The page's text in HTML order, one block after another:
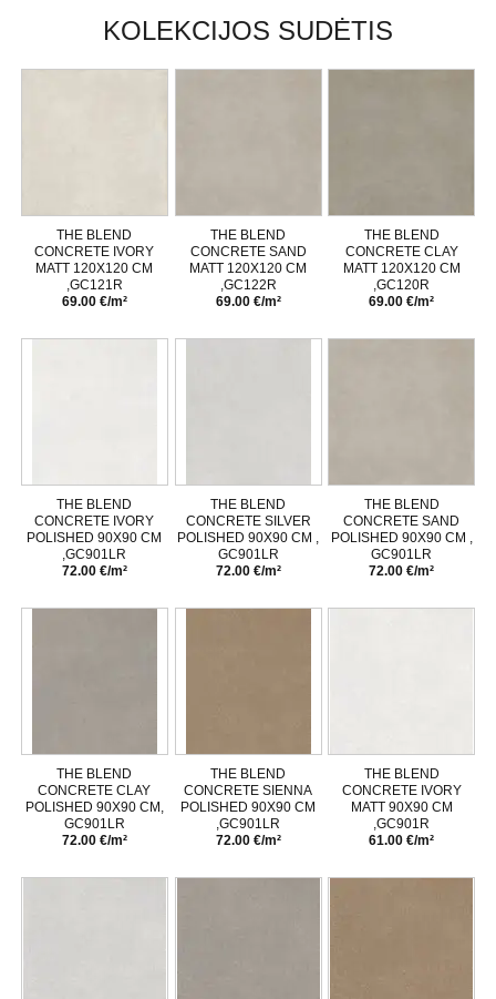
KOLEKCIJOS SUDĖTIS
THE BLEND
CONCRETE IVORY
MATT 120X120 CM
,GC121R
69.00 €/m²
THE BLEND
CONCRETE SAND
MATT 120X120 CM
,GC122R
69.00 €/m²
THE BLEND
CONCRETE CLAY
MATT 120X120 CM
,GC120R
69.00 €/m²
THE BLEND
CONCRETE IVORY
POLISHED 90X90 CM
,GC901LR
72.00 €/m²
THE BLEND
CONCRETE SILVER
POLISHED 90X90 CM ,
GC901LR
72.00 €/m²
THE BLEND
CONCRETE SAND
POLISHED 90X90 CM ,
GC901LR
72.00 €/m²
THE BLEND
CONCRETE CLAY
POLISHED 90X90 CM,
GC901LR
72.00 €/m²
THE BLEND
CONCRETE SIENNA
POLISHED 90X90 CM
,GC901LR
72.00 €/m²
THE BLEND
CONCRETE IVORY
MATT 90X90 CM
,GC901R
61.00 €/m²